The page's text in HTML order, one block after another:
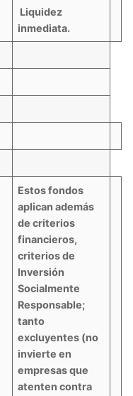
Liquidez
inmediata.
Estos fondos
aplican además
de criterios
financieros,
criterios de
Inversión
Socialmente
Responsable;
tanto
excluyentes (no
invierte en
empresas que
atenten contra